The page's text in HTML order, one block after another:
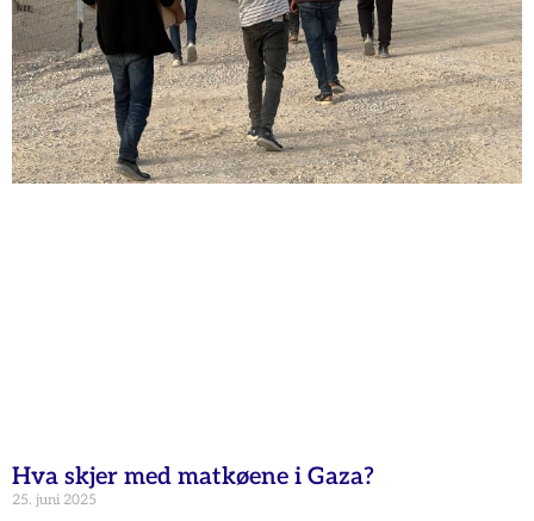
Hva skjer med matkøene i Gaza?
25. juni 2025